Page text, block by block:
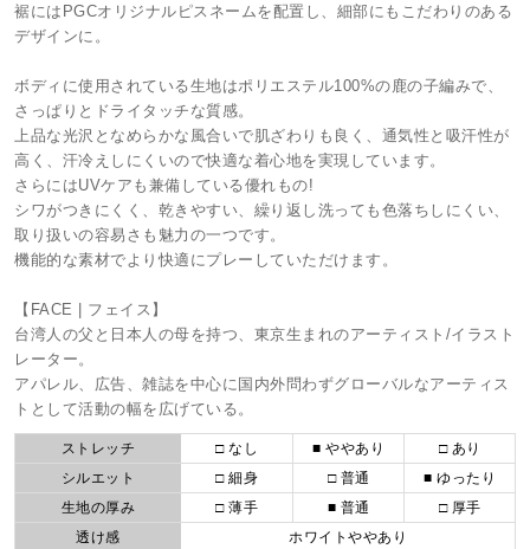
裾にはPGCオリジナルピスネームを配置し、細部にもこだわりのある
デザインに。
ボディに使用されている生地はポリエステル100%の鹿の子編みで、
さっぱりとドライタッチな質感。
上品な光沢となめらかな風合いで肌ざわりも良く、通気性と吸汗性が
高く、汗冷えしにくいので快適な着心地を実現しています。
さらにはUVケアも兼備している優れもの!
シワがつきにくく、乾きやすい、繰り返し洗っても色落ちしにくい、
取り扱いの容易さも魅力の一つです。
機能的な素材でより快適にプレーしていただけます。
【FACE | フェイス】
台湾人の父と日本人の母を持つ、東京生まれのアーティスト/イラスト
レーター。
アパレル、広告、雑誌を中心に国内外問わずグローバルなアーティス
トとして活動の幅を広げている。
ストレッチ □ なし ■ ややあり
□ あり
シルエット
□ 細身 □ 普通
■ ゆったり
生地の厚み
□ 薄手 ■ 普通
□ 厚手
透け感
ホワイトややあり